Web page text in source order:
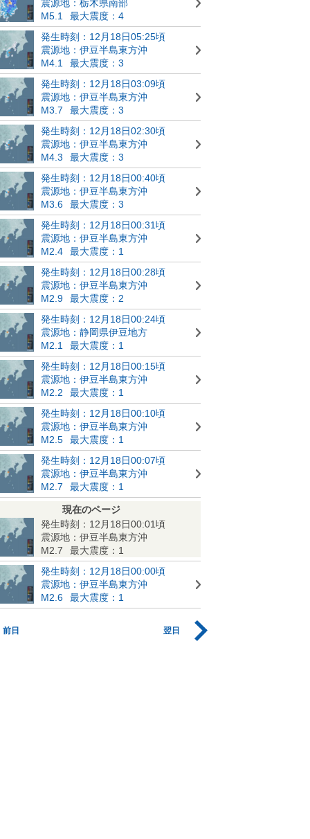
震源地：栃木県南部
M5.1
最大震度：4
発生時刻：12月18日05:25頃
震源地：伊豆半島東方沖
M4.1
最大震度：3
発生時刻：12月18日03:09頃
震源地：伊豆半島東方沖
M3.7
最大震度：3
発生時刻：12月18日02:30頃
震源地：伊豆半島東方沖
M4.3
最大震度：3
発生時刻：12月18日00:40頃
震源地：伊豆半島東方沖
M3.6
最大震度：3
発生時刻：12月18日00:31頃
震源地：伊豆半島東方沖
M2.4
最大震度：1
発生時刻：12月18日00:28頃
震源地：伊豆半島東方沖
M2.9
最大震度：2
発生時刻：12月18日00:24頃
震源地：静岡県伊豆地方
M2.1
最大震度：1
発生時刻：12月18日00:15頃
震源地：伊豆半島東方沖
M2.2
最大震度：1
発生時刻：12月18日00:10頃
震源地：伊豆半島東方沖
M2.5
最大震度：1
発生時刻：12月18日00:07頃
震源地：伊豆半島東方沖
M2.7
最大震度：1
現在のページ
発生時刻：12月18日00:01頃
震源地：伊豆半島東方沖
M2.7
最大震度：1
発生時刻：12月18日00:00頃
震源地：伊豆半島東方沖
M2.6
最大震度：1
前日 翌日